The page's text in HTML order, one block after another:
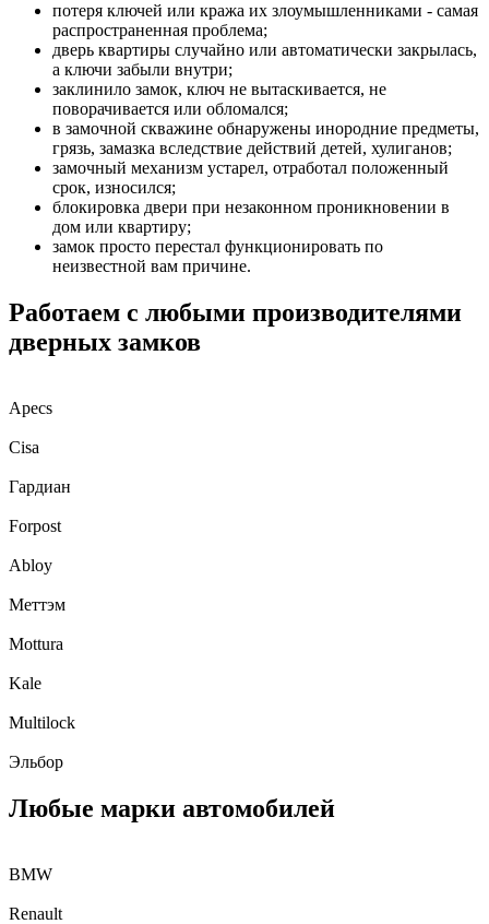
потеря ключей или кража их злоумышленниками - самая
распространенная проблема;
дверь квартиры случайно или автоматически закрылась,
а ключи забыли внутри;
заклинило замок, ключ не вытаскивается, не
поворачивается или обломался;
в замочной скважине обнаружены инородние предметы,
грязь, замазка вследствие действий детей, хулиганов;
замочный механизм устарел, отработал положенный
срок, износился;
блокировка двери при незаконном проникновении в
дом или квартиру;
замок просто перестал функционировать по
неизвестной вам причине.
Работаем с любыми производителями
дверных замков
Apecs
Cisa
Гардиан
Forpost
Abloy
Меттэм
Mottura
Kale
Multilock
Эльбор
Любые марки автомобилей
BMW
Renault